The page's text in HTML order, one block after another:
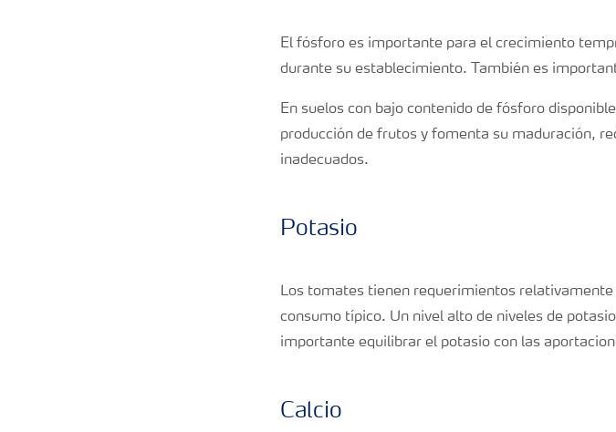
El fósforo es importante para el crecimiento
durante su establecimiento. También es
En suelos con bajo contenido de fósforo
producción de frutos y fomenta su maduración,
inadecuados.
Potasio
Los tomates tienen requerimientos
consumo típico. Un nivel alto de niveles de
importante equilibrar el potasio con las
Calcio